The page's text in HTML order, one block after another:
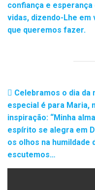
confiança e
vidas, dizendo-Lhe
que queremos fazer.
Celebramos o dia
especial é para Maria,
inspiração: “Minha
espírito se alegra em
os olhos na humildade
escutemos…